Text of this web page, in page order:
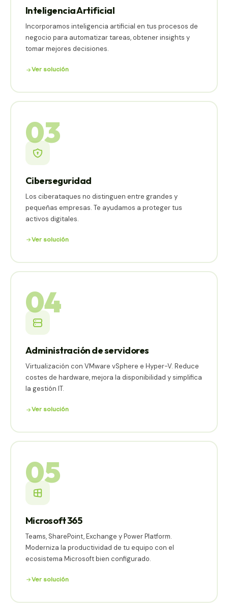
Inteligencia Artificial
Incorporamos inteligencia artificial en tus procesos de
negocio para automatizar tareas, obtener insights y
tomar mejores decisiones.
Ver solución
03
Ciberseguridad
Los ciberataques no distinguen entre grandes y
pequeñas empresas. Te ayudamos a proteger tus
activos digitales.
Ver solución
04
Administración de servidores
Virtualización con VMware vSphere e Hyper-V. Reduce
costes de hardware, mejora la disponibilidad y simplifica
la gestión IT.
Ver solución
05
Microsoft 365
Teams, SharePoint, Exchange y Power Platform.
Moderniza la productividad de tu equipo con el
ecosistema Microsoft bien configurado.
Ver solución